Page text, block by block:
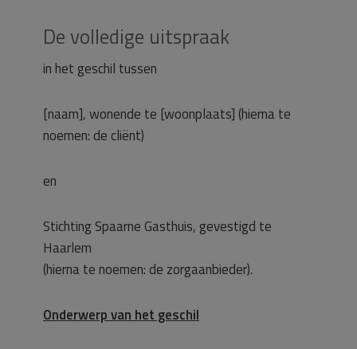
De volledige uitspraak
in het geschil tussen
[naam], wonende te [woonplaats] (hierna te
noemen: de cliënt)
en
Stichting Spaarne Gasthuis, gevestigd te
Haarlem
(hierna te noemen: de zorgaanbieder).
Onderwerp van het geschil